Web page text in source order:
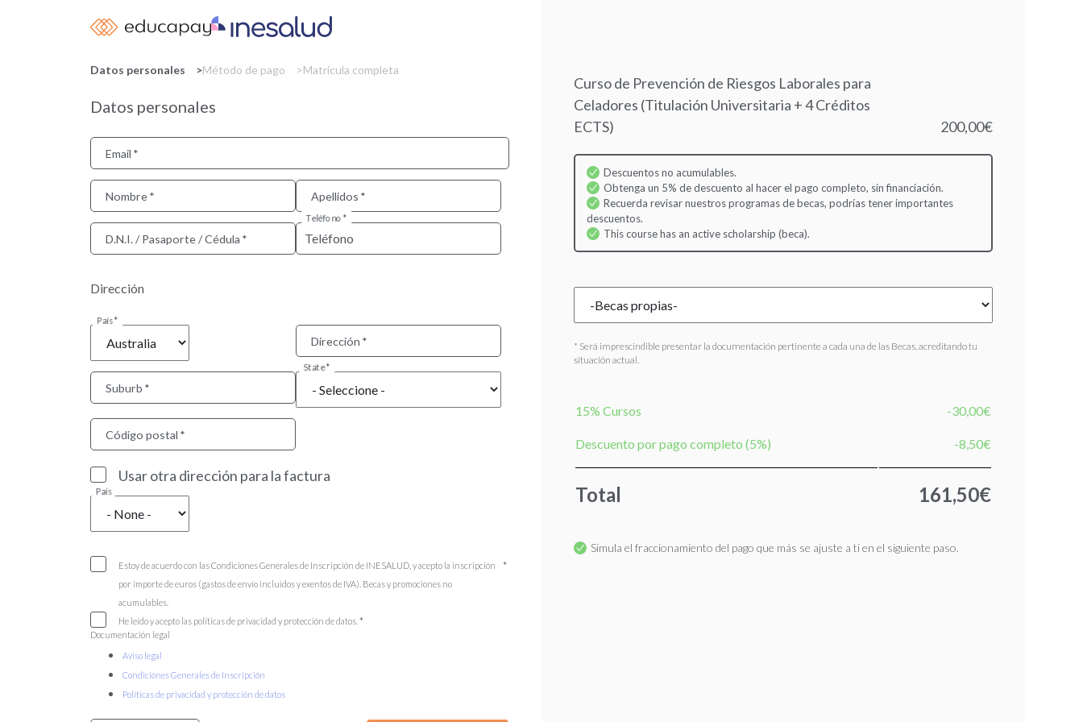
Datos personales Método de pago Matrícula completa
Datos personales
Email
Nombre Apellidos
D.N.I. / Pasaporte / Cédula
Teléfono
Dirección
País
Dirección
Suburb
State
Código postal
Usar otra dirección para la factura
País
Estoy de acuerdo con las Condiciones Generales de Inscripción de INESALUD, y acepto la inscripción
por importe de euros (gastos de envío incluidos y exentos de IVA). Becas y promociones no
acumulables.
He leído y acepto las políticas de privacidad y protección de datos.
Documentación legal
Aviso legal
Condiciones Generales de Inscripción
Políticas de privacidad y protección de datos
Curso de Prevención de Riesgos Laborales para
Celadores (Titulación Universitaria + 4 Créditos
ECTS)
200,00€
Descuentos no acumulables.
Obtenga un 5% de descuento al hacer el pago completo, sin financiación.
Recuerda revisar nuestros programas de becas, podrías tener importantes
descuentos.
This course has an active scholarship (beca).
* Será imprescindible presentar la documentación pertinente a cada una de las Becas, acreditando tu
situación actual.
15% Cursos -30,00€
Descuento por pago completo (5%) -8,50€
Total 161,50€
Simula el fraccionamiento del pago que más se ajuste a ti en el siguiente paso.